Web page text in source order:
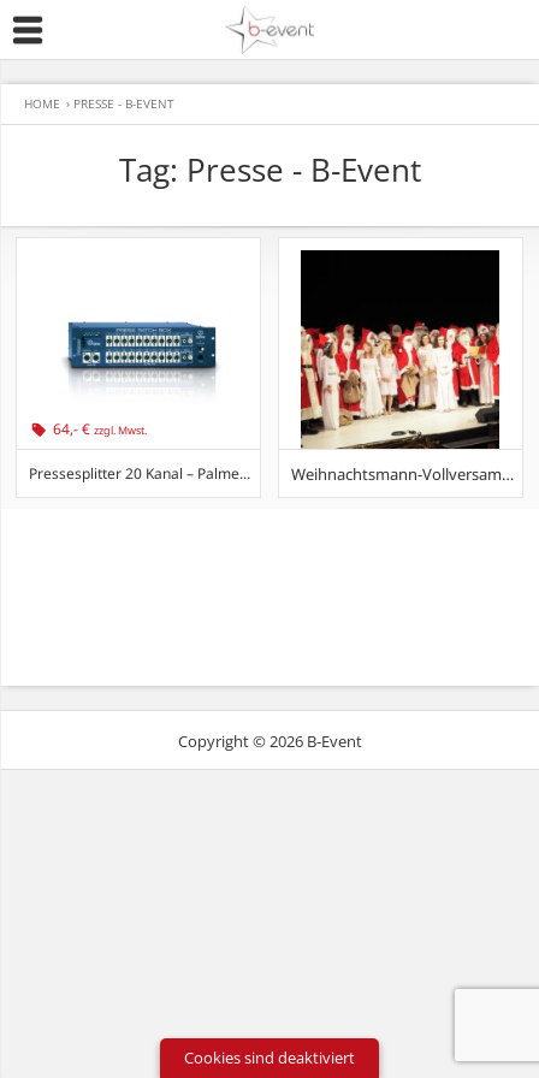
Tag: Presse - B-Event
HOME › PRESSE - B-EVENT
Pressesplitter 20 Kanal – Palme...
64,- €zzgl. Mwst.
Weihnachtsmann-Vollversammlung 2015
Copyright © 2026 B-Event
Cookies sind deaktiviert